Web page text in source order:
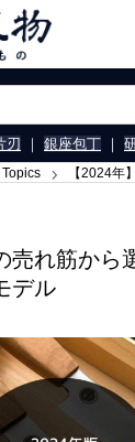
刃 ｜ 銀座包丁 ｜
Topics 【2024年】最新の売
売れ筋から
デル